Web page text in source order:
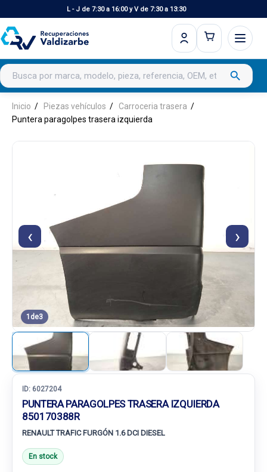
L - J de 7:30 a 16:00 y V de 7:30 a 13:30
Buscar productos search
Inicio Piezas vehículos
Carroceria trasera
Puntera paragolpes trasera izquierda
‹ ›
1 de3
ID: 6027204
PUNTERA PARAGOLPES TRASERA IZQUIERDA
850170388R
RENAULT TRAFIC FURGÓN 1.6 DCI DIESEL
En stock